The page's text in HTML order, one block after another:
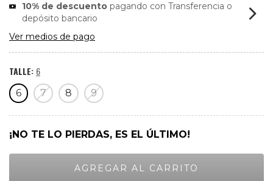
10% de descuento pagando con Transferencia o
depósito bancario
Ver medios de pago
TALLE: 6
6 7 8 9
¡NO TE LO PIERDAS, ES EL ÚLTIMO!